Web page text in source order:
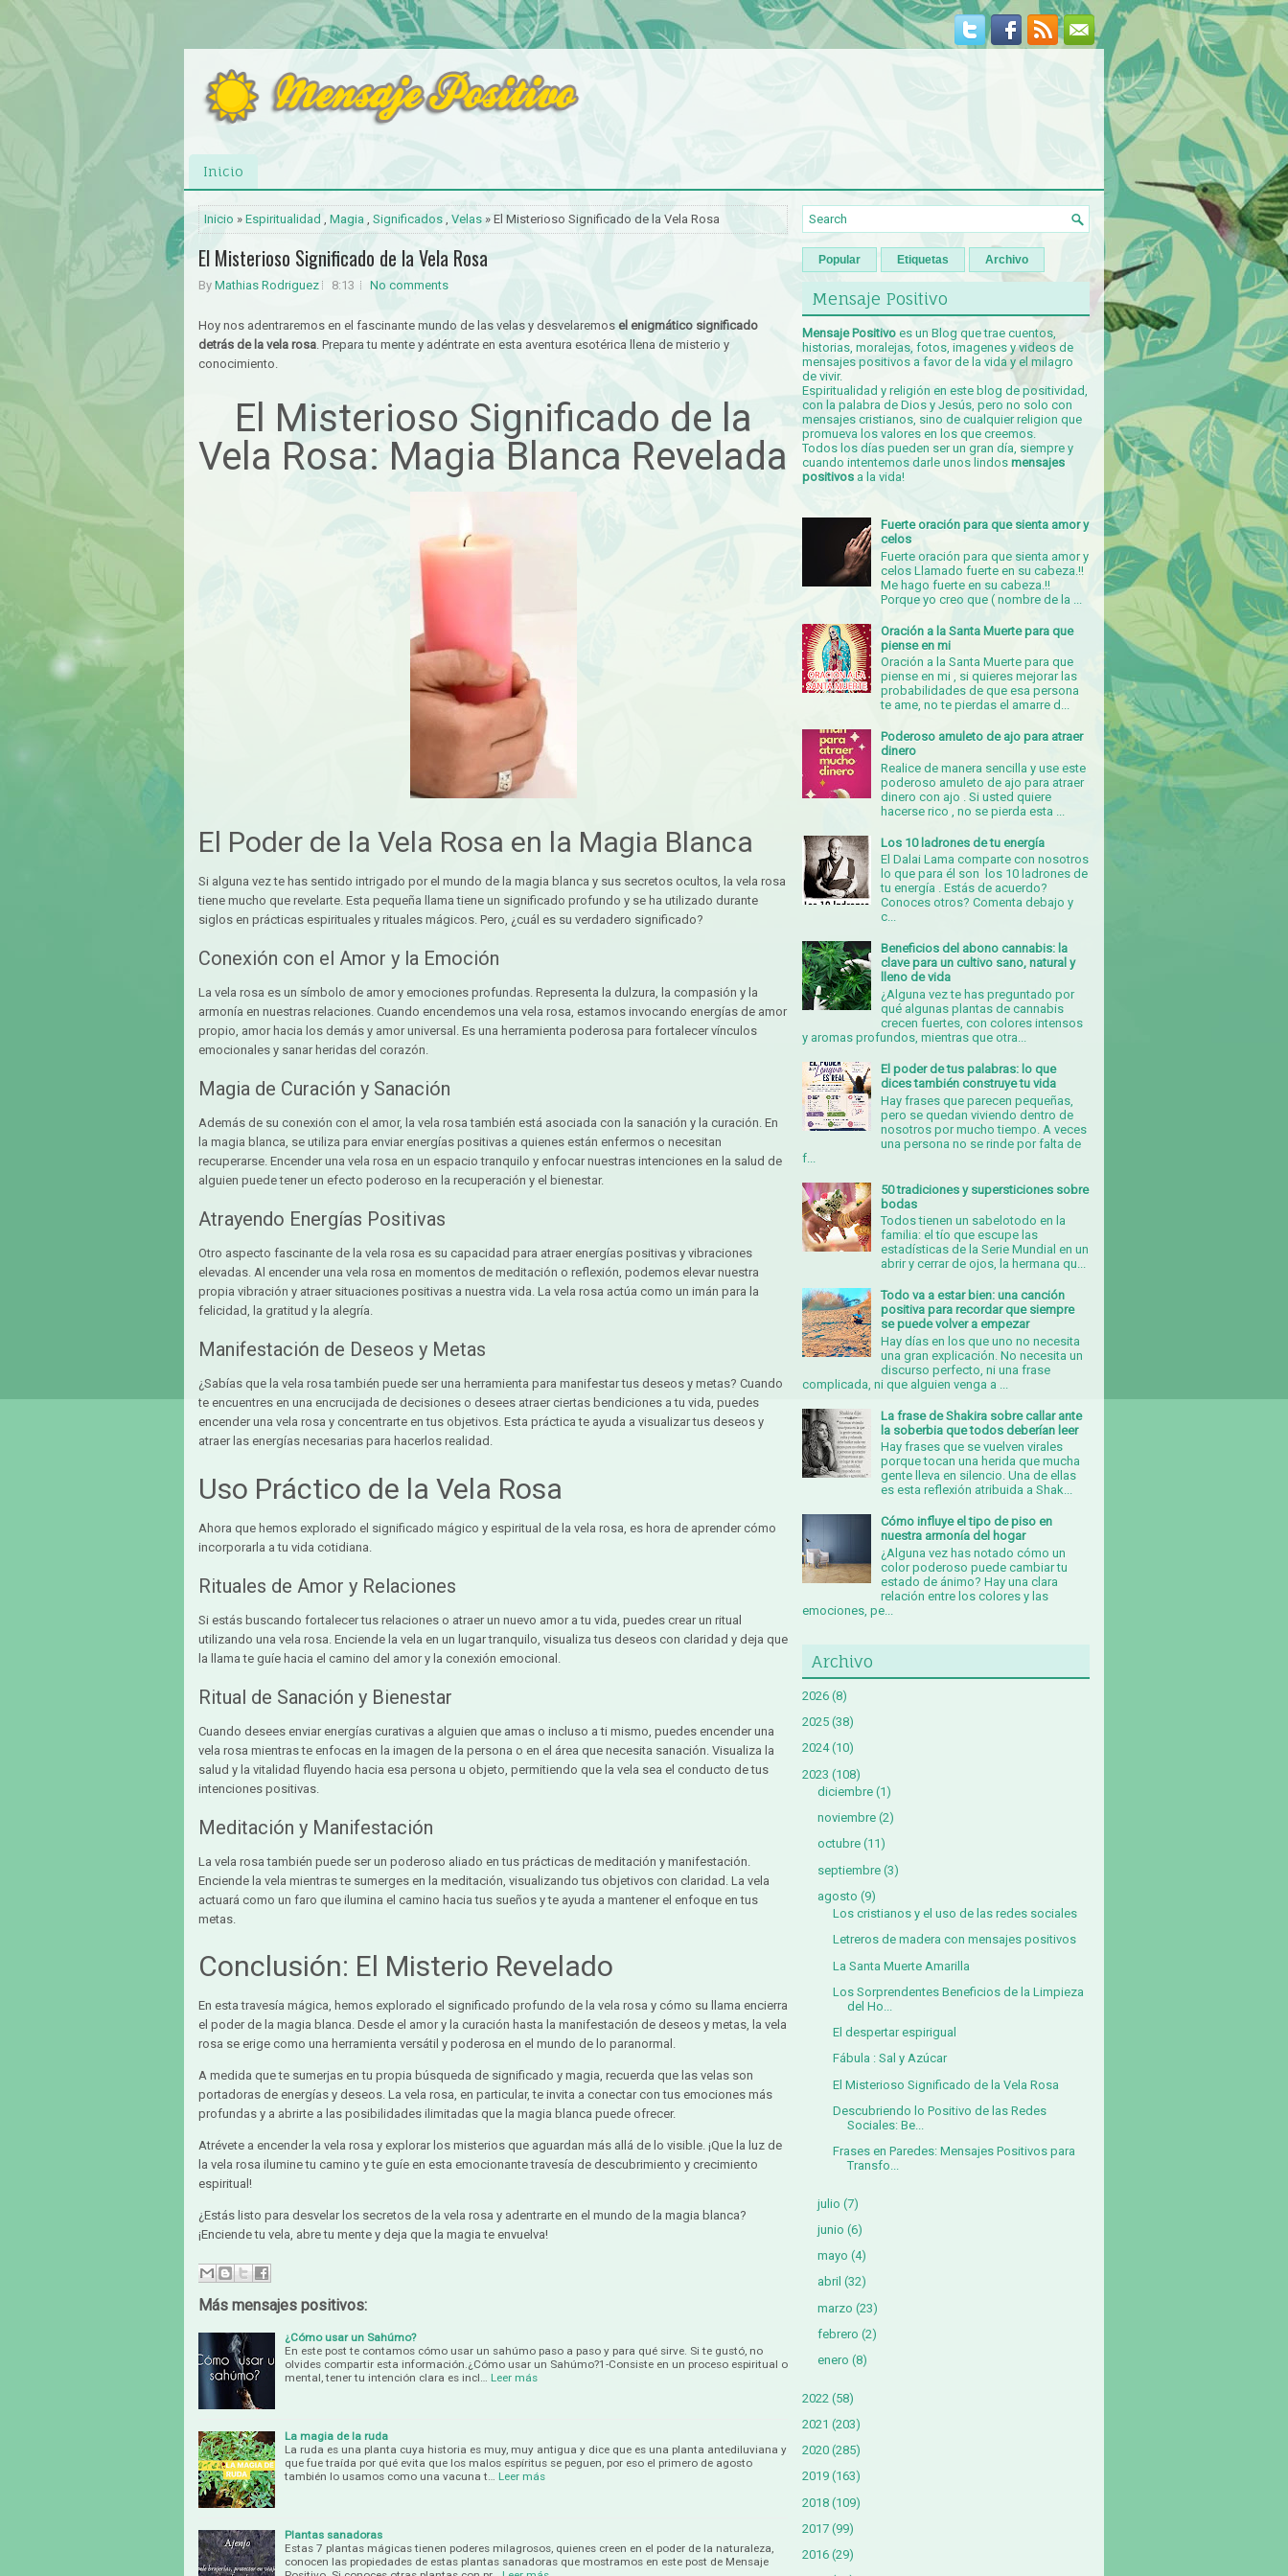
Inicio
Inicio » Espiritualidad , Magia , Significados , Velas » El Misterioso Significado de la Vela Rosa
El Misterioso Significado de la Vela Rosa
By Mathias Rodriguez 8:13 No comments
Hoy nos adentraremos en el fascinante mundo de las velas y desvelaremos el enigmático significado
detrás de la vela rosa. Prepara tu mente y adéntrate en esta aventura esotérica llena de misterio y
conocimiento.
El Misterioso Significado de la
Vela Rosa: Magia Blanca Revelada
El Poder de la Vela Rosa en la Magia Blanca
Si alguna vez te has sentido intrigado por el mundo de la magia blanca y sus secretos ocultos, la vela rosa
tiene mucho que revelarte. Esta pequeña llama tiene un significado profundo y se ha utilizado durante
siglos en prácticas espirituales y rituales mágicos. Pero, ¿cuál es su verdadero significado?
Conexión con el Amor y la Emoción
La vela rosa es un símbolo de amor y emociones profundas. Representa la dulzura, la compasión y la
armonía en nuestras relaciones. Cuando encendemos una vela rosa, estamos invocando energías de amor
propio, amor hacia los demás y amor universal. Es una herramienta poderosa para fortalecer vínculos
emocionales y sanar heridas del corazón.
Magia de Curación y Sanación
Además de su conexión con el amor, la vela rosa también está asociada con la sanación y la curación. En
la magia blanca, se utiliza para enviar energías positivas a quienes están enfermos o necesitan
recuperarse. Encender una vela rosa en un espacio tranquilo y enfocar nuestras intenciones en la salud de
alguien puede tener un efecto poderoso en la recuperación y el bienestar.
Atrayendo Energías Positivas
Otro aspecto fascinante de la vela rosa es su capacidad para atraer energías positivas y vibraciones
elevadas. Al encender una vela rosa en momentos de meditación o reflexión, podemos elevar nuestra
propia vibración y atraer situaciones positivas a nuestra vida. La vela rosa actúa como un imán para la
felicidad, la gratitud y la alegría.
Manifestación de Deseos y Metas
¿Sabías que la vela rosa también puede ser una herramienta para manifestar tus deseos y metas? Cuando
te encuentres en una encrucijada de decisiones o desees atraer ciertas bendiciones a tu vida, puedes
encender una vela rosa y concentrarte en tus objetivos. Esta práctica te ayuda a visualizar tus deseos y
atraer las energías necesarias para hacerlos realidad.
Uso Práctico de la Vela Rosa
Ahora que hemos explorado el significado mágico y espiritual de la vela rosa, es hora de aprender cómo
incorporarla a tu vida cotidiana.
Rituales de Amor y Relaciones
Si estás buscando fortalecer tus relaciones o atraer un nuevo amor a tu vida, puedes crear un ritual
utilizando una vela rosa. Enciende la vela en un lugar tranquilo, visualiza tus deseos con claridad y deja que
la llama te guíe hacia el camino del amor y la conexión emocional.
Ritual de Sanación y Bienestar
Cuando desees enviar energías curativas a alguien que amas o incluso a ti mismo, puedes encender una
vela rosa mientras te enfocas en la imagen de la persona o en el área que necesita sanación. Visualiza la
salud y la vitalidad fluyendo hacia esa persona u objeto, permitiendo que la vela sea el conducto de tus
intenciones positivas.
Meditación y Manifestación
La vela rosa también puede ser un poderoso aliado en tus prácticas de meditación y manifestación.
Enciende la vela mientras te sumerges en la meditación, visualizando tus objetivos con claridad. La vela
actuará como un faro que ilumina el camino hacia tus sueños y te ayuda a mantener el enfoque en tus
metas.
Conclusión: El Misterio Revelado
En esta travesía mágica, hemos explorado el significado profundo de la vela rosa y cómo su llama encierra
el poder de la magia blanca. Desde el amor y la curación hasta la manifestación de deseos y metas, la vela
rosa se erige como una herramienta versátil y poderosa en el mundo de lo paranormal.
A medida que te sumerjas en tu propia búsqueda de significado y magia, recuerda que las velas son
portadoras de energías y deseos. La vela rosa, en particular, te invita a conectar con tus emociones más
profundas y a abrirte a las posibilidades ilimitadas que la magia blanca puede ofrecer.
Atrévete a encender la vela rosa y explorar los misterios que aguardan más allá de lo visible. ¡Que la luz de
la vela rosa ilumine tu camino y te guíe en esta emocionante travesía de descubrimiento y crecimiento
espiritual!
¿Estás listo para desvelar los secretos de la vela rosa y adentrarte en el mundo de la magia blanca?
¡Enciende tu vela, abre tu mente y deja que la magia te envuelva!
Más mensajes positivos:
¿Cómo usar un Sahúmo?
En este post te contamos cómo usar un sahúmo paso a paso y para qué sirve. Si te gustó, no
olvides compartir esta información.¿Cómo usar un Sahúmo?1-Consiste en un proceso espiritual o
mental, tener tu intención clara es incl… Leer más
La magia de la ruda
La ruda es una planta cuya historia es muy, muy antigua y dice que es una planta antediluviana y
que fue traída por qué evita que los malos espíritus se peguen, por eso el primero de agosto
también lo usamos como una vacuna t… Leer más
Plantas sanadoras
Estas 7 plantas mágicas tienen poderes milagrosos, quienes creen en el poder de la naturaleza,
conocen las propiedades de estas plantas sanadoras que mostramos en este post de Mensaje
Popular Etiquetas Archivo
Mensaje Positivo
Mensaje Positivo es un Blog que trae cuentos,
historias, moralejas, fotos, imagenes y videos de
mensajes positivos a favor de la vida y el milagro
de vivir.
Espiritualidad y religión en este blog de positividad,
con la palabra de Dios y Jesús, pero no solo con
mensajes cristianos, sino de cualquier religion que
promueva los valores en los que creemos.
Todos los días pueden ser un gran día, siempre y
cuando intentemos darle unos lindos mensajes
positivos a la vida!
Fuerte oración para que sienta amor y
celos
Fuerte oración para que sienta amor y
celos Llamado fuerte en su cabeza.!!
Me hago fuerte en su cabeza.!!
Porque yo creo que ( nombre de la ...
Oración a la Santa Muerte para que
piense en mi
Oración a la Santa Muerte para que
piense en mi , si quieres mejorar las
probabilidades de que esa persona
te ame, no te pierdas el amarre d...
Poderoso amuleto de ajo para atraer
dinero
Realice de manera sencilla y use este
poderoso amuleto de ajo para atraer
dinero con ajo . Si usted quiere
hacerse rico , no se pierda esta ...
Los 10 ladrones de tu energía
El Dalai Lama comparte con nosotros
lo que para él son los 10 ladrones de
tu energía . Estás de acuerdo?
Conoces otros? Comenta debajo y
c...
Beneficios del abono cannabis: la
clave para un cultivo sano, natural y
lleno de vida
¿Alguna vez te has preguntado por
qué algunas plantas de cannabis
crecen fuertes, con colores intensos
y aromas profundos, mientras que otra...
El poder de tus palabras: lo que
dices también construye tu vida
Hay frases que parecen pequeñas,
pero se quedan viviendo dentro de
nosotros por mucho tiempo. A veces
una persona no se rinde por falta de
f...
50 tradiciones y supersticiones sobre
bodas
Todos tienen un sabelotodo en la
familia: el tío que escupe las
estadísticas de la Serie Mundial en un
abrir y cerrar de ojos, la hermana qu...
Todo va a estar bien: una canción
positiva para recordar que siempre
se puede volver a empezar
Hay días en los que uno no necesita
una gran explicación. No necesita un
discurso perfecto, ni una frase
complicada, ni que alguien venga a ...
La frase de Shakira sobre callar ante
la soberbia que todos deberían leer
Hay frases que se vuelven virales
porque tocan una herida que mucha
gente lleva en silencio. Una de ellas
es esta reflexión atribuida a Shak...
Cómo influye el tipo de piso en
nuestra armonía del hogar
¿Alguna vez has notado cómo un
color poderoso puede cambiar tu
estado de ánimo? Hay una clara
relación entre los colores y las
emociones, pe...
Archivo
2026 (8)
2025 (38)
2024 (10)
2023 (108)
diciembre (1)
noviembre (2)
octubre (11)
septiembre (3)
agosto (9)
Los cristianos y el uso de las redes sociales
Letreros de madera con mensajes positivos
La Santa Muerte Amarilla
Los Sorprendentes Beneficios de la Limpieza
del Ho...
El despertar espirigual
Fábula : Sal y Azúcar
El Misterioso Significado de la Vela Rosa
Descubriendo lo Positivo de las Redes
Sociales: Be...
Frases en Paredes: Mensajes Positivos para
Transfo...
julio (7)
junio (6)
mayo (4)
abril (32)
marzo (23)
febrero (2)
enero (8)
2022 (58)
2021 (203)
2020 (285)
2019 (163)
2018 (109)
2017 (99)
2016 (29)